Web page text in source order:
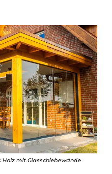
Holz mit Glasschiebewände